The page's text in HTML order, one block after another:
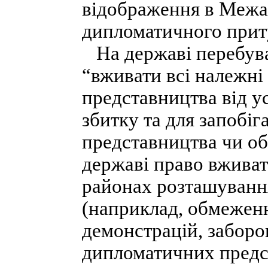
відображення в
дипломатичного
На державі
“вживати всі
представництва від
збитку та для
представництва чи
державі право
районах
(наприклад,
демонстрацій,
дипломатичних